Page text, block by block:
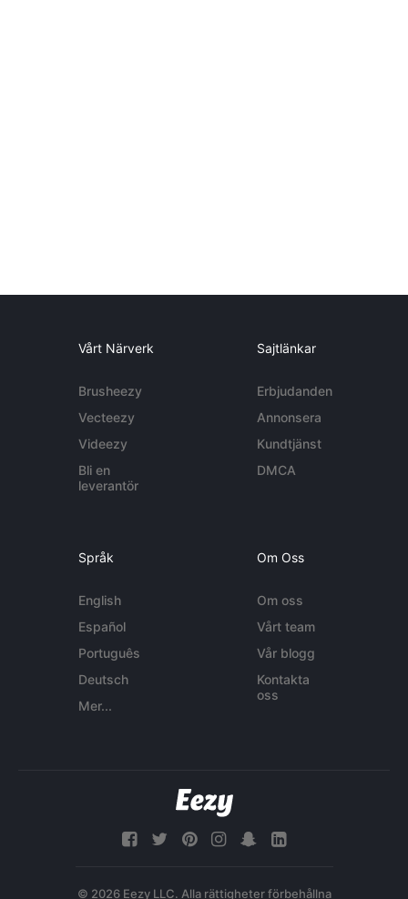
Vårt Närverk
Brusheezy
Vecteezy
Videezy
Bli en
leverantör
Sajtlänkar
Erbjudanden
Annonsera
Kundtjänst
DMCA
Språk
English
Español
Português
Deutsch
Mer...
Om Oss
Om oss
Vårt team
Vår blogg
Kontakta
oss
© 2026 Eezy LLC. Alla rättigheter förbehållna